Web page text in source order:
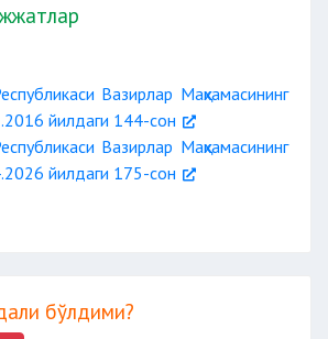
Вазирлар Маҳкамасининг
йилдаги 144-сон
Вазирлар Маҳкамасининг
йилдаги 175-сон
бўлдими?